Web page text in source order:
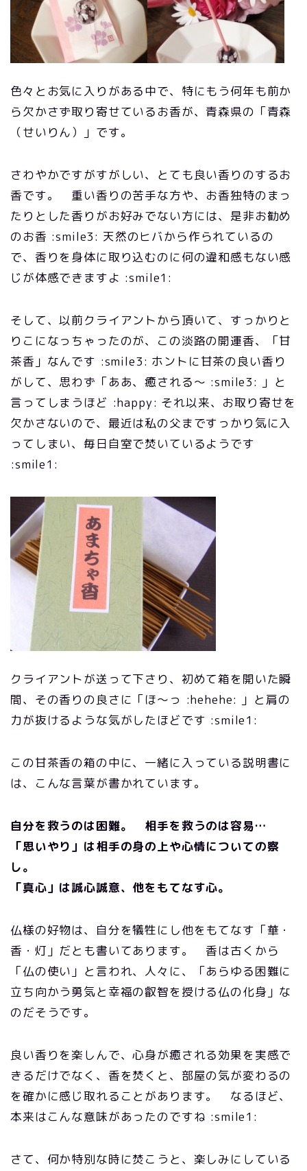
色々とお気に入りがある中で、特にもう何年も前か
ら欠かさず取り寄せているお香が、青森県の「青森
（せいりん）」です。
さわやかですがすがしい、とても良い香りのするお
香です。 重い香りの苦手な方や、お香独特のまっ
たりとした香りがお好みでない方には、是非お勧め
のお香 :smile3: 天然のヒバから作られているの
で、香りを身体に取り込むのに何の違和感もない感
じが体感できますよ :smile1:
そして、以前クライアントから頂いて、すっかりと
りこになっちゃったのが、この淡路の開運香、「甘
茶香」なんです :smile3: ホントに甘茶の良い香り
がして、思わず「ああ、癒される～ :smile3: 」と
言ってしまうほど :happy: それ以来、お取り寄せを
欠かさないので、最近は私の父まですっかり気に入
ってしまい、毎日自室で焚いているようです
:smile1:
クライアントが送って下さり、初めて箱を開いた瞬
間、その香りの良さに「ほ～っ :hehehe: 」と肩の
力が抜けるような気がしたほどです :smile1:
この甘茶香の箱の中に、一緒に入っている説明書に
は、こんな言葉が書かれています。
自分を救うのは困難。 相手を救うのは容易…
「思いやり」は相手の身の上や心情についての察
し。
「真心」は誠心誠意、他をもてなす心。
仏様の好物は、自分を犠牲にし他をもてなす「華・
香・灯」だとも書いてあります。 香は古くから
「仏の使い」と言われ、人々に、「あらゆる困難に
立ち向かう勇気と幸福の叡智を授ける仏の化身」な
のだそうです。
良い香りを楽しんで、心身が癒される効果を実感で
きるだけでなく、香を焚くと、部屋の気が変わるの
を確かに感じ取れることがあります。 なるほど、
本来はこんな意味があったのですね :smile1:
さて、何か特別な時に焚こうと、楽しみにしている